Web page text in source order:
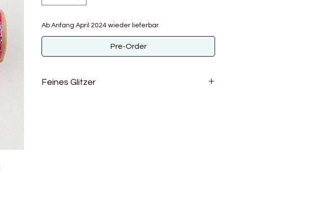
Ab Anfang April 2024 wieder lieferbar
Pre-Order
Feines Glitzer